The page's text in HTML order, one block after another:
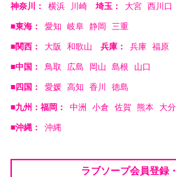
神奈川： 横浜 川崎 埼玉： 大宮 西川口
■東海： 愛知 岐阜 静岡 三重
■関西： 大阪 和歌山 兵庫： 兵庫 福原
■中国： 鳥取 広島 岡山 島根 山口
■四国： 愛媛 高知 香川 徳島
■九州：福岡： 中洲 小倉 佐賀 熊本 大分
■沖縄： 沖縄
ラブソープ会員登録